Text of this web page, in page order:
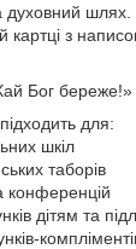
духовний
картці з
Бог береже!»
для:
шкіл
таборів
конференцій
дітям та